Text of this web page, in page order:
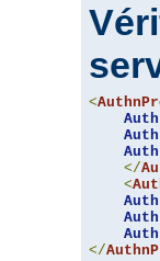
<
</
<
</